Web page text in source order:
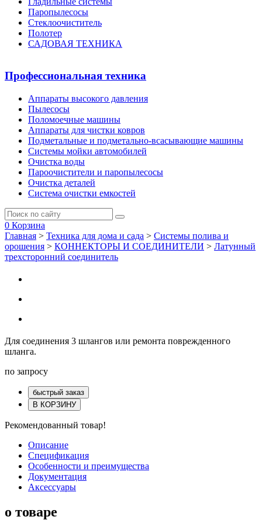
Паропылесосы
Стеклоочиститель
Полотер
САДОВАЯ ТЕХНИКА
Профессиональная техника
Аппараты высокого давления
Пылесосы
Поломоечные машины
Аппараты для чистки ковров
Подметальные и подметально-всасывающие машины
Системы мойки автомобилей
Очистка воды
Пароочистители и паропылесосы
Очистка деталей
Система очистки емкостей
0 Корзина
Главная > Техника для дома и сада > Системы полива и
орошения > КОННЕКТОРЫ И СОЕДИНИТЕЛИ > Латунный
трехсторонний соединитель
Для соединения 3 шлангов или ремонта поврежденного
шланга.
по запросу
быстрый заказ
В КОРЗИНУ
Рекомендованный товар!
Описание
Спецификация
Особенности и преимущества
Документация
Аксессуары
о товаре